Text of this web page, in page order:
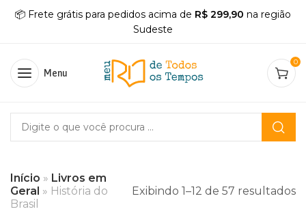
📦 Frete grátis para pedidos acima de R$ 299,90 na região
Sudeste
Menu
0
Início » Livros em
Geral » História do
Brasil
Exibindo 1–12 de 57 resultados